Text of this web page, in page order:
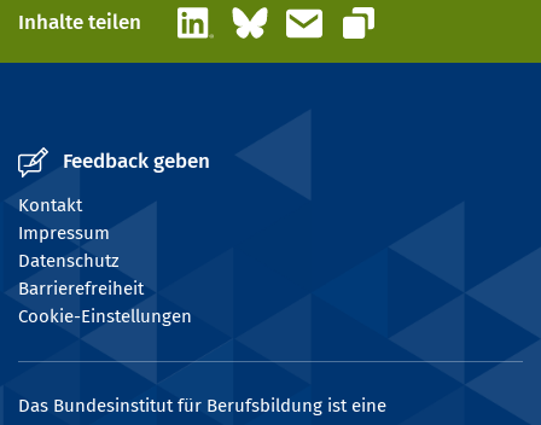
Inhalte teilen LinkedInBlueskyE-Mail
Link kopieren
Feedback geben
Kontakt
Impressum
Datenschutz
Barrierefreiheit
Cookie-Einstellungen
Das Bundesinstitut für Berufsbildung ist eine